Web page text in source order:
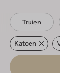
Truien
Katoen